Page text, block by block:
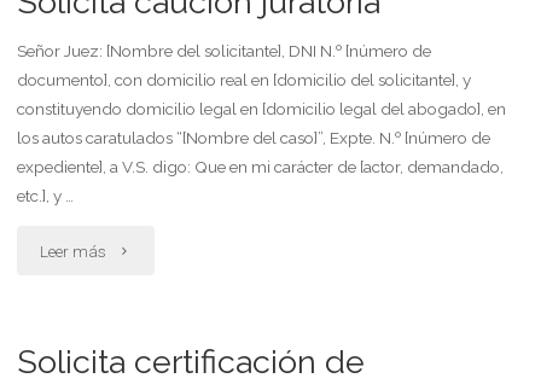
argentina
(también
conocida
nacionalidad),
Señor Juez: [Nombre del solicitante], DNI N.º [número de
documento], con domicilio real en [domicilio del solicitante], y
constituyendo domicilio legal en [domicilio legal del abogado], en
los autos caratulados “[Nombre del caso]”, Expte. N.º [número de
expediente], a V.S. digo: Que en mi carácter de [actor, demandado,
etc.], y …
Leer más "Solicita
Solicita certificación de